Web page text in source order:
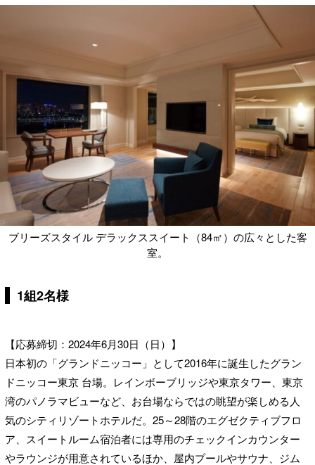
ブリーズスタイル デラックススイート（84㎡）の広々とした客
室。
1組2名様
【応募締切：2024年6月30日（日）】
日本初の「グランドニッコー」として2016年に誕生したグラン
ドニッコー東京 台場。レインボーブリッジや東京タワー、東京
湾のパノラマビューなど、お台場ならではの眺望が楽しめる人
気のシティリゾートホテルだ。25～28階のエグゼクティブフロ
ア、スイートルーム宿泊者には専用のチェックインカウンター
やラウンジが用意されているほか、屋内プールやサウナ、ジム